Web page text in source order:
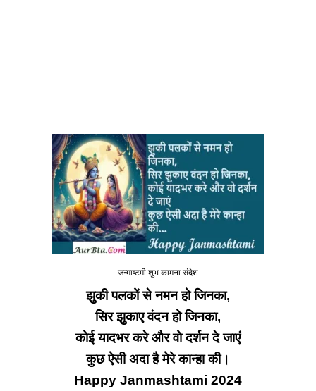
जन्माष्टमी शुभ कामना संदेश
झुकी पलकों से नमन हो जिनका,
सिर झुकाए वंदन हो जिनका,
कोई यादभर करे और वो दर्शन दे जाएं
कुछ ऐसी अदा है मेरे कान्हा की।
Happy Janmashtami 2024